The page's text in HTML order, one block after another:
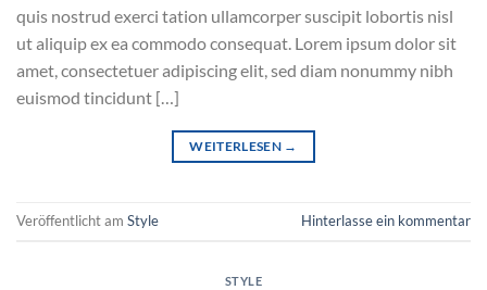
quis nostrud exerci tation ullamcorper suscipit lobortis nisl
ut aliquip ex ea commodo consequat. Lorem ipsum dolor sit
amet, consectetuer adipiscing elit, sed diam nonummy nibh
euismod tincidunt […]
WEITERLESEN →
Veröffentlicht am Style Hinterlasse ein kommentar
STYLE